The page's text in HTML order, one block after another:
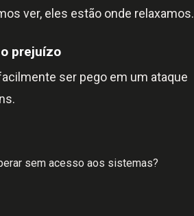
ver, eles estão onde relaxamos.
prejuízo
ser pego em um ataque
sem acesso aos sistemas?